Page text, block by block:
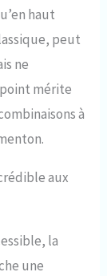
haut
peut
ne
mérite
à
aux
la
une